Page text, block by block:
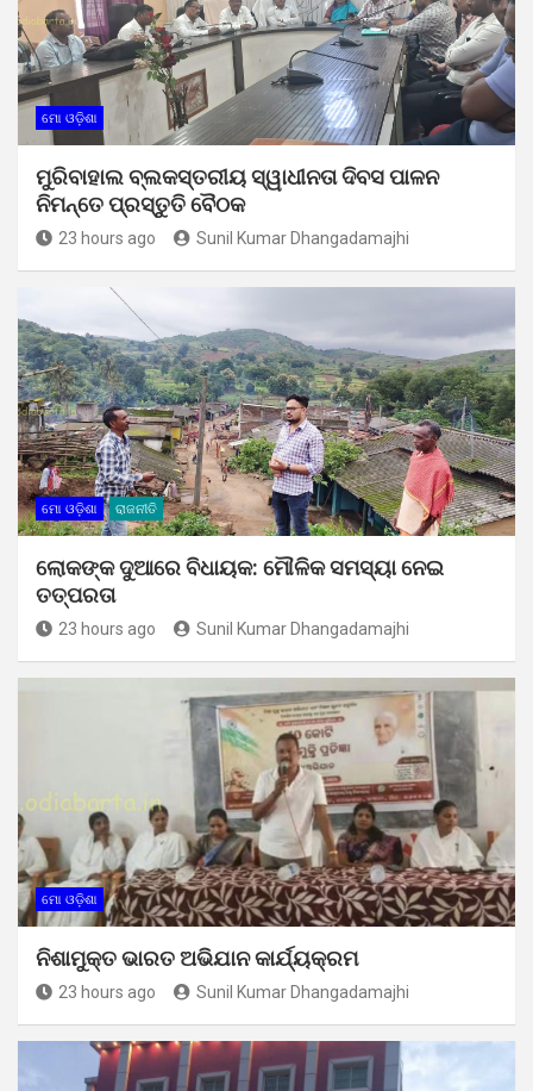
ମୋ ଓଡ଼ିଶା
ମୁରିବାହାଲ ବ୍ଲକସ୍ତରୀୟ ସ୍ୱାଧୀନତା ଦିବସ ପାଳନ
ନିମନ୍ତେ ପ୍ରସ୍ତୁତି ବୈଠକ
23 hours ago Sunil Kumar Dhangadamajhi
ମୋ ଓଡ଼ିଶା ରାଜନୀତି
ଲୋକଙ୍କ ଦୁଆରେ ବିଧାୟକ: ମୌଳିକ ସମସ୍ୟା ନେଇ
ତତ୍ପରତା
23 hours ago Sunil Kumar Dhangadamajhi
ମୋ ଓଡ଼ିଶା
ନିଶାମୁକ୍ତ ଭାରତ ଅଭିଯାନ କାର୍ଯ୍ୟକ୍ରମ
23 hours ago Sunil Kumar Dhangadamajhi